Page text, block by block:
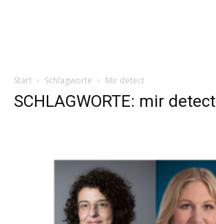
Start Schlagworte Mir detect
SCHLAGWORTE: mir detect